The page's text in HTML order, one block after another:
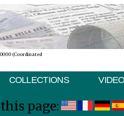
(Coordinated
COLLECTIONS
page: